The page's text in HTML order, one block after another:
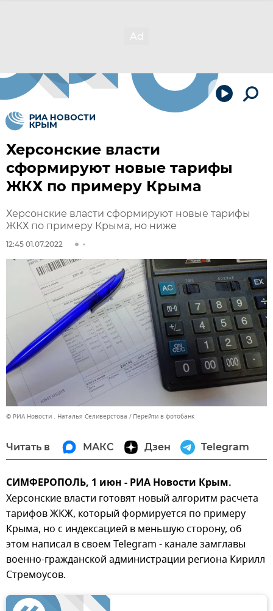
Херсонские власти
сформируют новые тарифы
ЖКХ по примеру Крыма
Херсонские власти сформируют новые тарифы
ЖКХ по примеру Крыма, но ниже
12:45 01.07.2022
© РИА Новости . Наталья Селиверстова Перейти в фотобанк
Читать в МАКС Дзен Telegram
СИМФЕРОПОЛЬ, 1 июн - РИА Новости Крым.
Херсонские власти готовят новый алгоритм расчета
тарифов ЖКЖ, который формируется по примеру
Крыма, но с индексацией в меньшую сторону, об
этом написал в своем Telegram - канале замглавы
военно-гражданской администрации региона Кирилл
Стремоусов.